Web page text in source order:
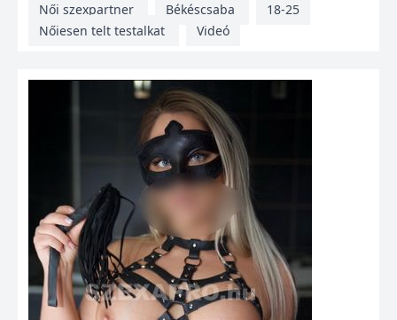
Női szexpartner Békéscsaba
18-25
Nőiesen telt testalkat
Videó